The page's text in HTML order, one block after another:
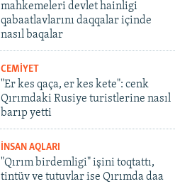
mahkemeleri devlet hainligi
qabaatlavlarını daqqalar içinde
nasıl baqalar
CEMİYET
"Er kes qaça, er kes kete": cenk
Qırımdaki Rusiye turistlerine nasıl
barıp yetti
İNSAN AQLARI
"Qırım birdemligi" işini toqtattı,
tintüv ve tutuvlar ise Qırımda daa